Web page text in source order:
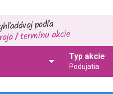
Typ akcie
Podujatia